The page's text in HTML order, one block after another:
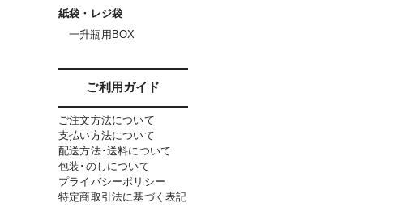
紙袋・レジ袋
一升瓶用BOX
ご利用ガイド
ご注文方法について
支払い方法について
配送方法･送料について
包装･のしについて
プライバシーポリシー
特定商取引法に基づく表記